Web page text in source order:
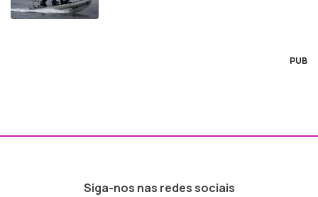
PUB
Siga-nos nas redes sociais